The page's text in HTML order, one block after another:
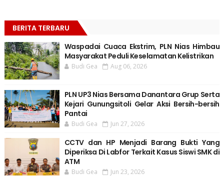
BERITA TERBARU
Waspadai Cuaca Ekstrim, PLN Nias Himbau
Masyarakat Peduli Keselamatan Kelistrikan
Budi Gea Aug 06, 2026
PLN UP3 Nias Bersama Danantara Grup Serta
Kejari Gunungsitoli Gelar Aksi Bersih-bersih
Pantai
Budi Gea Jun 27, 2026
CCTV dan HP Menjadi Barang Bukti Yang
Diperiksa Di Labfor Terkait Kasus Siswi SMK di
ATM
Budi Gea Jun 23, 2026